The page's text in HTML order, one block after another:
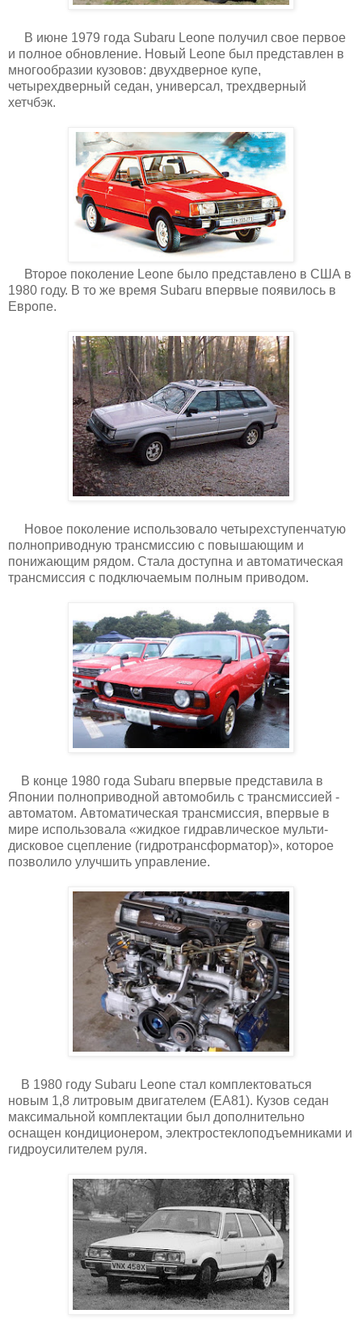
В июне 1979 года Subaru Leone получил свое первое
и полное обновление. Новый Leone был представлен в
многообразии кузовов: двухдверное купе,
четырехдверный седан, универсал, трехдверный
хетчбэк.
Второе поколение Leone было представлено в США в
1980 году. В то же время Subaru впервые появилось в
Европе.
Новое поколение использовало четырехступенчатую
полноприводную трансмиссию с повышающим и
понижающим рядом. Стала доступна и автоматическая
трансмиссия с подключаемым полным приводом.
В конце 1980 года Subaru впервые представила в
Японии полноприводной автомобиль с трансмиссией -
автоматом. Автоматическая трансмиссия, впервые в
мире использовала «жидкое гидравлическое мульти-
дисковое сцепление (гидротрансформатор)», которое
позволило улучшить управление.
В 1980 году Subaru Leone стал комплектоваться
новым 1,8 литровым двигателем (EA81). Кузов седан
максимальной комплектации был дополнительно
оснащен кондиционером, электростеклоподъемниками и
гидроусилителем руля.